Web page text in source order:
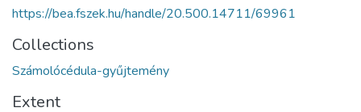
https://bea.fszek.hu/handle/20.500.14711/69961
Collections
Számolócédula-gyűjtemény
Extent